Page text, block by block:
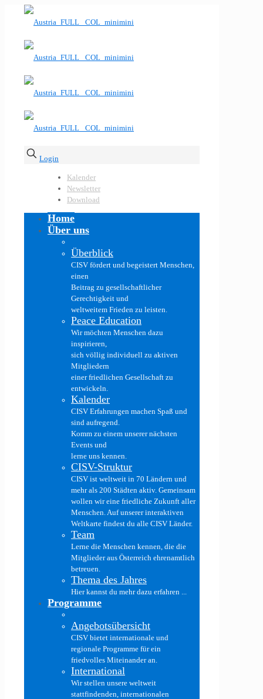
Login
Kalender
Newsletter
Download
Home
Über uns
Überblick
CISV fördert und begeistert Menschen,
einen
Beitrag zu gesellschaftlicher
Gerechtigkeit und
weltweitem Frieden zu leisten.
Peace Education
Wir möchten Menschen dazu
inspirieren,
sich völlig individuell zu aktiven
Mitgliedern
einer friedlichen Gesellschaft zu
entwickeln.
Kalender
CISV Erfahrungen machen Spaß und
sind aufregend.
Komm zu einem unserer nächsten
Events und
lerne uns kennen.
CISV-Struktur
CISV ist weltweit in 70 Ländern und
mehr als 200 Städten aktiv. Gemeinsam
wollen wir eine friedliche Zukunft aller
Menschen. Auf unserer interaktiven
Weltkarte findest du alle CISV Länder.
Team
Lerne die Menschen kennen, die die
Mitglieder aus Österreich ehrenamtlich
betreuen.
Thema des Jahres
Hier kannst du mehr dazu erfahren ...
Programme
Angebotsübersicht
CISV bietet internationale und
regionale Programme für ein
friedvolles Miteinander an.
International
Wir stellen unsere weltweit
stattfindenden, internationalen